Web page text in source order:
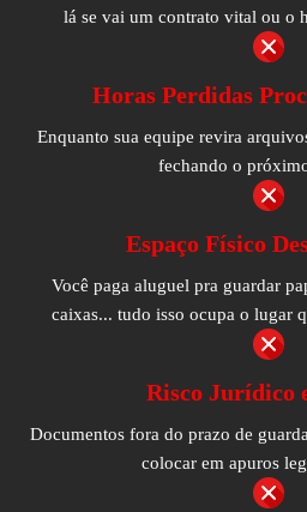
lá se vai um contrato vital ou o
Horas Perdidas
Enquanto sua equipe revira
fechando o
Espaço Físico
Você paga aluguel pra guardar
caixas... tudo isso ocupa o lugar
Risco Jurídico
Documentos fora do prazo de
colocar em apuros